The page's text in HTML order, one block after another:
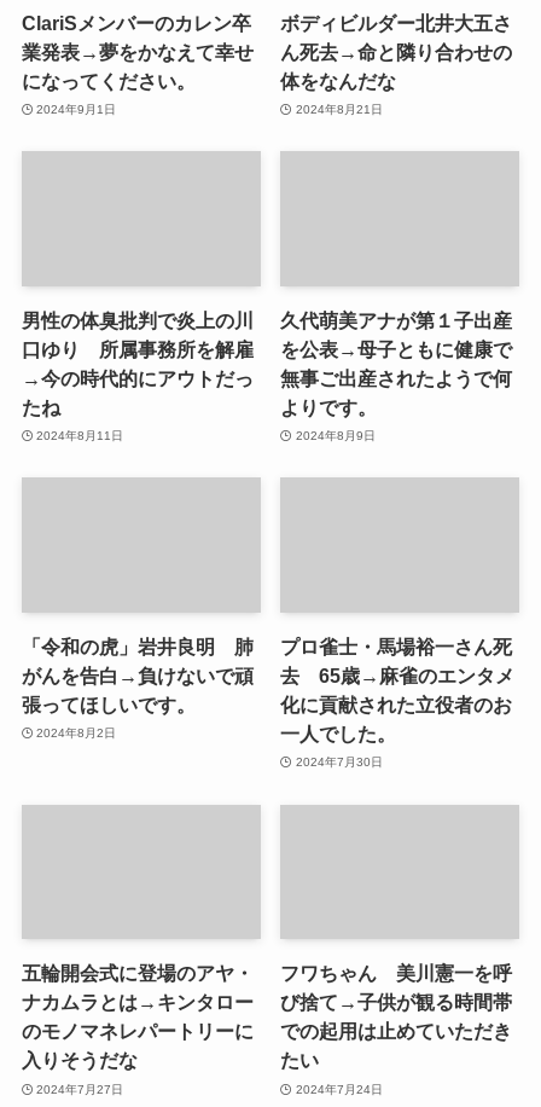
ClariSメンバーのカレン卒
業発表→夢をかなえて幸せ
になってください。
2024年9月1日
ボディビルダー北井大五さ
ん死去→命と隣り合わせの
体をなんだな
2024年8月21日
男性の体臭批判で炎上の川
口ゆり 所属事務所を解雇
→今の時代的にアウトだっ
たね
2024年8月11日
久代萌美アナが第１子出産
を公表→母子ともに健康で
無事ご出産されたようで何
よりです。
2024年8月9日
「令和の虎」岩井良明 肺
がんを告白→負けないで頑
張ってほしいです。
2024年8月2日
プロ雀士・馬場裕一さん死
去 65歳→麻雀のエンタメ
化に貢献された立役者のお
一人でした。
2024年7月30日
五輪開会式に登場のアヤ・
ナカムラとは→キンタロー
のモノマネレパートリーに
入りそうだな
2024年7月27日
フワちゃん 美川憲一を呼
び捨て→子供が観る時間帯
での起用は止めていただき
たい
2024年7月24日